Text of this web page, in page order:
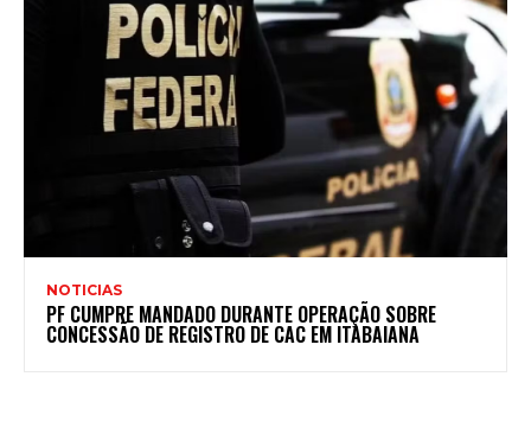
NOTICIAS
PF CUMPRE MANDADO DURANTE OPERAÇÃO SOBRE
CONCESSÃO DE REGISTRO DE CAC EM ITABAIANA